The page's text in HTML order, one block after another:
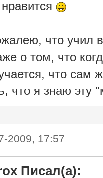
что учил
о том, что
что сам
что я знаю эту
2009, 17:57
Писал(а):